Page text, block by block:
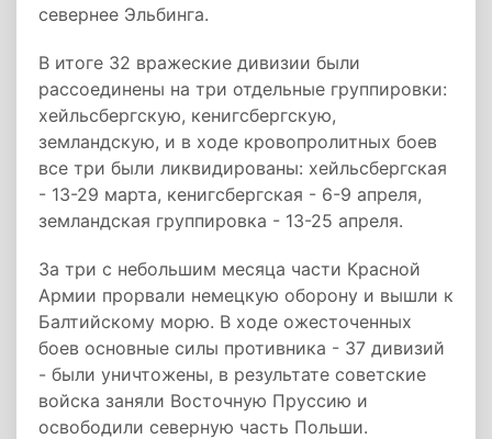
севернее Эльбинга.
В итоге 32 вражеские дивизии были
рассоединены на три отдельные группировки:
хейльсбергскую, кенигсбергскую,
земландскую, и в ходе кровопролитных боев
все три были ликвидированы: хейльсбергская
- 13-29 марта, кенигсбергская - 6-9 апреля,
земландская группировка - 13-25 апреля.
За три с небольшим месяца части Красной
Армии прорвали немецкую оборону и вышли к
Балтийскому морю. В ходе ожесточенных
боев основные силы противника - 37 дивизий
- были уничтожены, в результате советские
войска заняли Восточную Пруссию и
освободили северную часть Польши.